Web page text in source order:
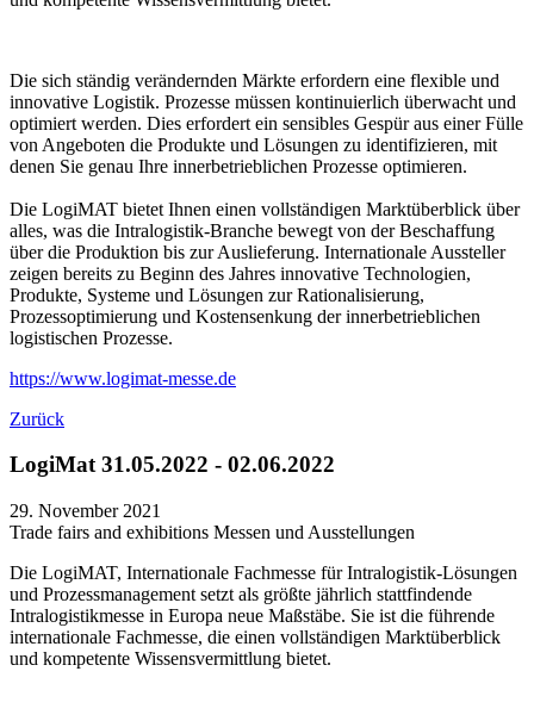
Die sich ständig verändernden Märkte erfordern eine flexible und
innovative Logistik. Prozesse müssen kontinuierlich überwacht und
optimiert werden. Dies erfordert ein sensibles Gespür aus einer Fülle
von Angeboten die Produkte und Lösungen zu identifizieren, mit
denen Sie genau Ihre innerbetrieblichen Prozesse optimieren.
Die LogiMAT bietet Ihnen einen vollständigen Marktüberblick über
alles, was die Intralogistik-Branche bewegt von der Beschaffung
über die Produktion bis zur Auslieferung. Internationale Aussteller
zeigen bereits zu Beginn des Jahres innovative Technologien,
Produkte, Systeme und Lösungen zur Rationalisierung,
Prozessoptimierung und Kostensenkung der innerbetrieblichen
logistischen Prozesse.
https://www.logimat-messe.de
Zurück
LogiMat 31.05.2022 - 02.06.2022
29. November 2021
Trade fairs and exhibitions Messen und Ausstellungen
Die LogiMAT, Internationale Fachmesse für Intralogistik-Lösungen
und Prozessmanagement setzt als größte jährlich stattfindende
Intralogistikmesse in Europa neue Maßstäbe. Sie ist die führende
internationale Fachmesse, die einen vollständigen Marktüberblick
und kompetente Wissensvermittlung bietet.